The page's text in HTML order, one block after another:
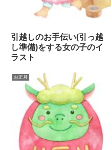
引越しのお手伝い(引っ越
し準備)をする女の子のイ
ラスト
お正月